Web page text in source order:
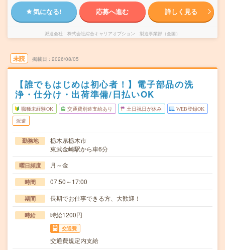
気になる! 応募へ進む 詳しく見る
派遣会社 株式会社綜合キャリアオプション 製造事業部（全国）
未読 掲載日 2026/08/05
【誰でもはじめは初心者！】電子部品の洗
浄・仕分け・出荷準備/日払いOK
職種未経験OK 交通費別途支給あり 土日祝日が休み WEB登録OK
派遣
勤務地
栃木県栃木市
東武金崎駅から車6分
曜日頻度 月～金
時間 07:50～17:00
期間 長期でお仕事できる方、大歓迎！
時給 時給1200円
交通費
交通費規定内支給